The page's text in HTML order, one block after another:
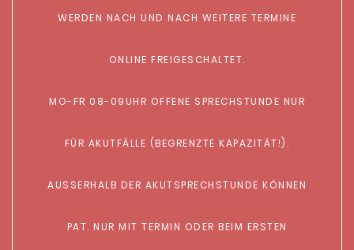
WERDEN NACH UND NACH WEITERE TERMINE
ONLINE FREIGESCHALTET.
MO-FR 08-09UHR OFFENE SPRECHSTUNDE NUR
FÜR AKUTFÄLLE (BEGRENZTE KAPAZITÄT!).
AUSSERHALB DER AKUTSPRECHSTUNDE KÖNNEN
PAT. NUR MIT TERMIN ODER BEIM ERSTEN B